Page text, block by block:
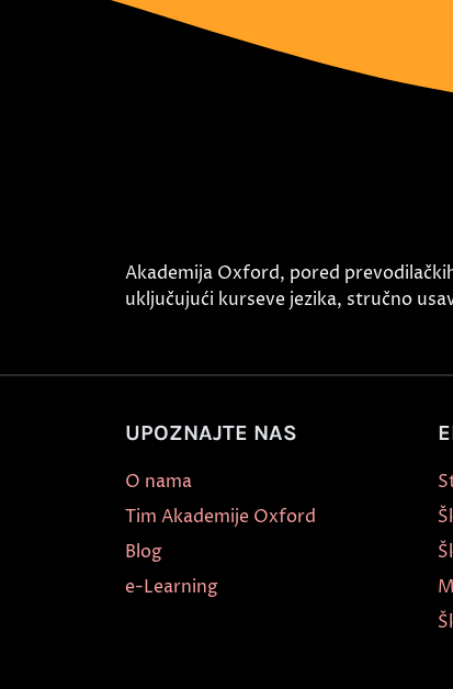
Akademija Oxford, pored
uključujući kurseve jezika, stručno
UPOZNAJTE NAS
O nama
Tim Akademije Oxford
Blog
e-Learning